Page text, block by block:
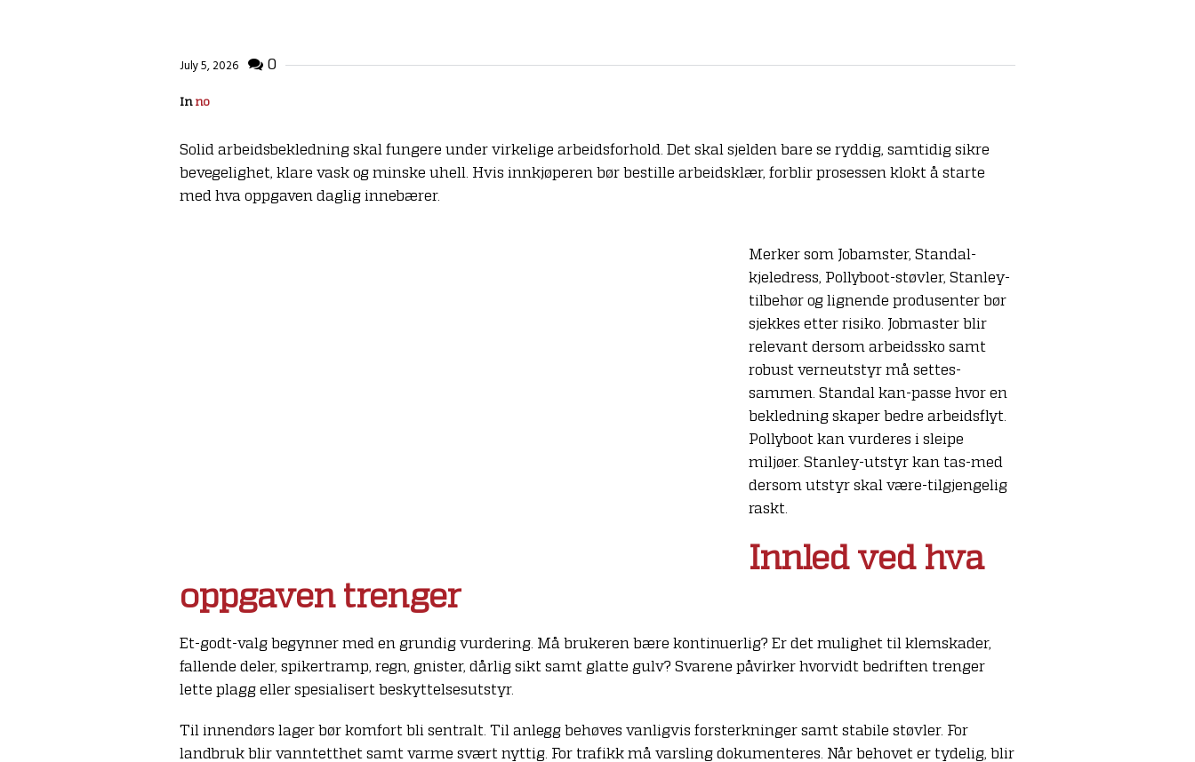
July 5, 2026 0
Inno
Solid arbeidsbekledning skal fungere under virkelige arbeidsforhold. Det skal sjelden bare se ryddig, samtidig sikre
bevegelighet, klare vask og minske uhell. Hvis innkjøperen bør bestille arbeidsklær, forblir prosessen klokt å starte
med hva oppgaven daglig innebærer.
Merker som Jobamster, Standal-
kjeledress, Pollyboot-støvler, Stanley-
tilbehør og lignende produsenter bør
sjekkes etter risiko. Jobmaster blir
relevant dersom arbeidssko samt
robust verneutstyr må settes-
sammen. Standal kan-passe hvor en
bekledning skaper bedre arbeidsflyt.
Pollyboot kan vurderes i sleipe
miljøer. Stanley-utstyr kan tas-med
dersom utstyr skal være-tilgjengelig
raskt.
Innled ved hva
oppgaven trenger
Et-godt-valg begynner med en grundig vurdering. Må brukeren bære kontinuerlig? Er det mulighet til klemskader,
fallende deler, spikertramp, regn, gnister, dårlig sikt samt glatte gulv? Svarene påvirker hvorvidt bedriften trenger
lette plagg eller spesialisert beskyttelsesutstyr.
Til innendørs lager bør komfort bli sentralt. Til anlegg behøves vanligvis forsterkninger samt stabile støvler. For
landbruk blir vanntetthet samt varme svært nyttig. For trafikk må varsling dokumenteres. Når behovet er tydelig, blir